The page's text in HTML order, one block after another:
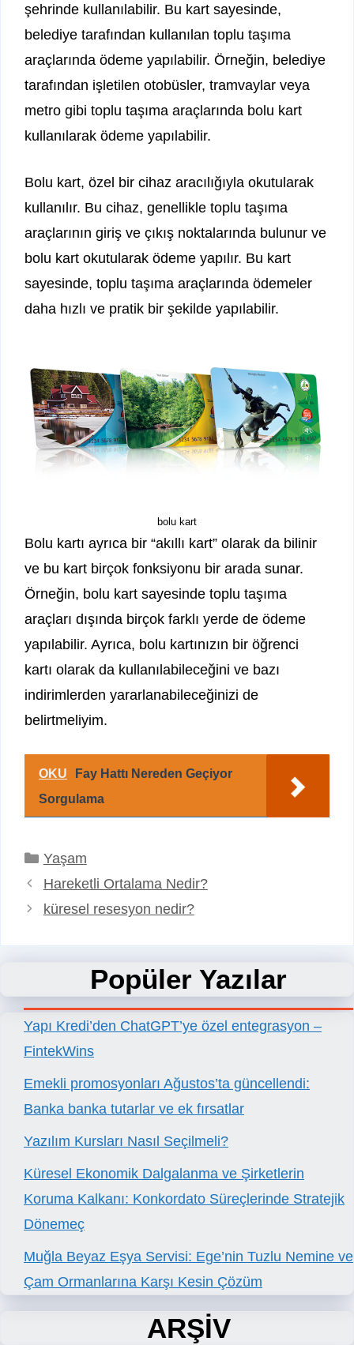
şehrinde kullanılabilir. Bu kart sayesinde,
belediye tarafından kullanılan toplu taşıma
araçlarında ödeme yapılabilir. Örneğin, belediye
tarafından işletilen otobüsler, tramvaylar veya
metro gibi toplu taşıma araçlarında bolu kart
kullanılarak ödeme yapılabilir.
Bolu kart, özel bir cihaz aracılığıyla okutularak
kullanılır. Bu cihaz, genellikle toplu taşıma
araçlarının giriş ve çıkış noktalarında bulunur ve
bolu kart okutularak ödeme yapılır. Bu kart
sayesinde, toplu taşıma araçlarında ödemeler
daha hızlı ve pratik bir şekilde yapılabilir.
bolu kart
Bolu kartı ayrıca bir “akıllı kart” olarak da bilinir
ve bu kart birçok fonksiyonu bir arada sunar.
Örneğin, bolu kart sayesinde toplu taşıma
araçları dışında birçok farklı yerde de ödeme
yapılabilir. Ayrıca, bolu kartınızın bir öğrenci
kartı olarak da kullanılabileceğini ve bazı
indirimlerden yararlanabileceğinizi de
belirtmeliyim.
OKU
Fay Hattı Nereden Geçiyor
Sorgulama
Kategoriler
Yaşam
Hareketli Ortalama Nedir?
küresel resesyon nedir?
Popüler Yazılar
Yapı Kredi’den ChatGPT’ye özel entegrasyon –
FintekWins
Emekli promosyonları Ağustos’ta güncellendi:
Banka banka tutarlar ve ek fırsatlar
Yazılım Kursları Nasıl Seçilmeli?
Küresel Ekonomik Dalgalanma ve Şirketlerin
Koruma Kalkanı: Konkordato Süreçlerinde Stratejik
Dönemeç
Muğla Beyaz Eşya Servisi: Ege’nin Tuzlu Nemine ve
Çam Ormanlarına Karşı Kesin Çözüm
ARŞİV